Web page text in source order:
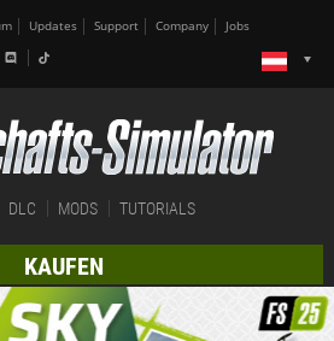
Updates Support Company Jobs
DLC MODS TUTORIALS
KAUFEN